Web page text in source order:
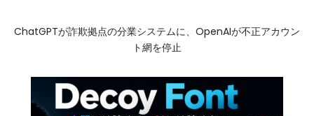
ChatGPTが詐欺拠点の分業システムに、OpenAIが不正アカウン
ト網を停止